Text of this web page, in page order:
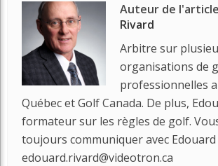
Auteur de
Rivard
Arbitre sur
organisations de
professionnelles
Québec et Golf Canada. De plus,
formateur sur les règles de golf.
toujours communiquer avec Edouard
edouard.rivard@videotron.ca